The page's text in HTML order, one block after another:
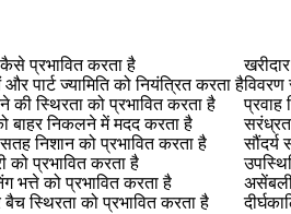
प्रभावित करता है
पार्ट ज्यामिति को नियंत्रित करता हैविवरण
की स्थिरता को प्रभावित करता है
प्रवाह
बाहर निकलने में मदद करता है
निशान को प्रभावित करता है
को प्रभावित करता है
भत्ते को प्रभावित करता है
असेंबली
स्थिरता को प्रभावित करता है